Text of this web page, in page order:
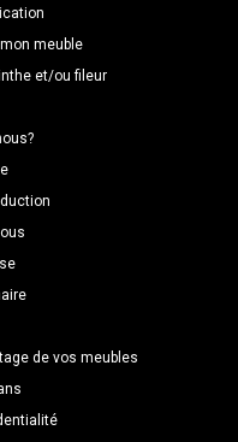
meuble
et/ou fileur
de vos meubles